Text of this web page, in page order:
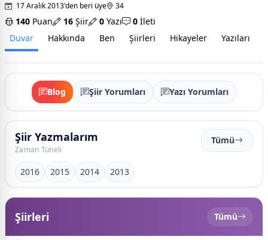
17 Aralık 2013'den beri üye 34
140 Puan 16 Şiir 0 Yazı 0 İleti
Duvar
Hakkında Ben Şiirleri Hikayeler Yazıları
Blog Şiir Yorumları Yazı Yorumları
Şiir Yazmalarım
Zaman Tüneli
Tümü
2016 2015 2014 2013
Şiirleri Tümü